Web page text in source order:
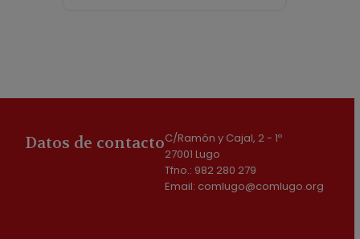
Datos de contactoC/Ramón y Cajal, 2 - 1º
27001 Lugo
Tfno.: 982 280 279
Email: comlugo@comlugo.org